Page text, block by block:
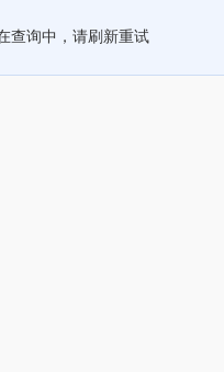
查询中，请刷新重试